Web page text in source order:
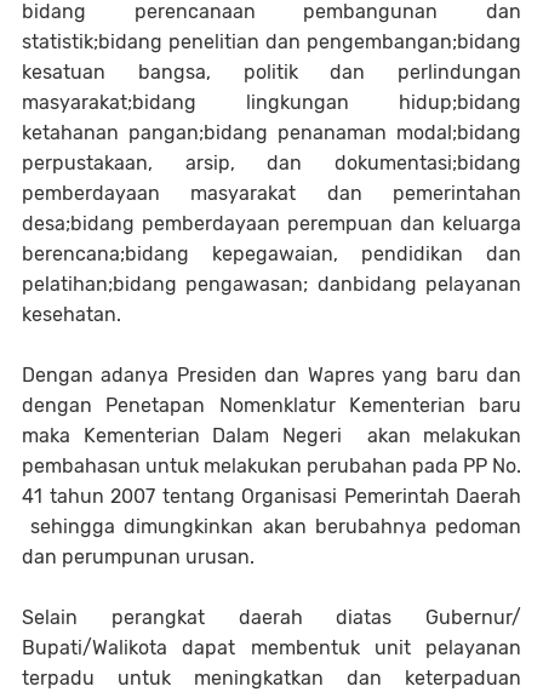
bidang perencanaan pembangunan dan
statistik;bidang penelitian dan pengembangan;bidang
kesatuan bangsa, politik dan perlindungan
masyarakat;bidang lingkungan hidup;bidang
ketahanan pangan;bidang penanaman modal;bidang
perpustakaan, arsip, dan dokumentasi;bidang
pemberdayaan masyarakat dan pemerintahan
desa;bidang pemberdayaan perempuan dan keluarga
berencana;bidang kepegawaian, pendidikan dan
pelatihan;bidang pengawasan; danbidang pelayanan
kesehatan.
Dengan adanya Presiden dan Wapres yang baru dan
dengan Penetapan Nomenklatur Kementerian baru
maka Kementerian Dalam Negeri akan melakukan
pembahasan untuk melakukan perubahan pada PP No.
41 tahun 2007 tentang Organisasi Pemerintah Daerah
sehingga dimungkinkan akan berubahnya pedoman
dan perumpunan urusan.
Selain perangkat daerah diatas Gubernur/
Bupati/Walikota dapat membentuk unit pelayanan
terpadu untuk meningkatkan dan keterpaduan